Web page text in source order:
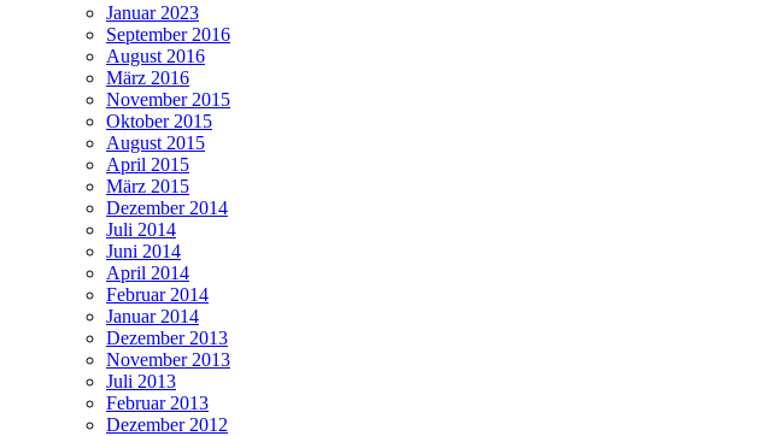
Januar 2023
September 2016
August 2016
März 2016
November 2015
Oktober 2015
August 2015
April 2015
März 2015
Dezember 2014
Juli 2014
Juni 2014
April 2014
Februar 2014
Januar 2014
Dezember 2013
November 2013
Juli 2013
Februar 2013
Dezember 2012